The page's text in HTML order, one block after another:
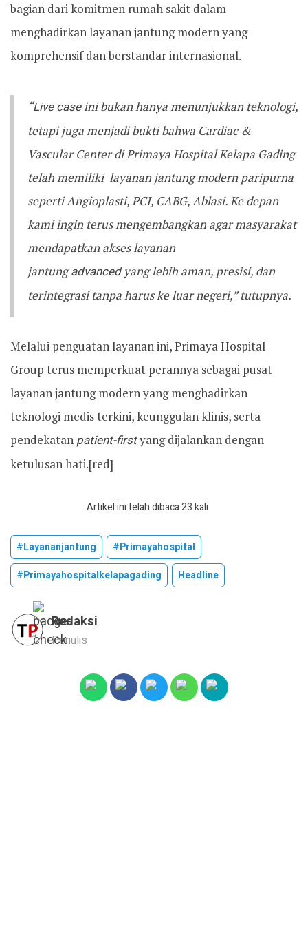
bagian dari komitmen rumah sakit dalam
menghadirkan layanan jantung modern yang
komprehensif dan berstandar internasional.
“Live caseini bukan hanya menunjukkan teknologi,
tetapi juga menjadi bukti bahwa Cardiac &
Vascular Center di Primaya Hospital Kelapa Gading
telah memiliki layanan jantung modern paripurna
seperti Angioplasti, PCI, CABG, Ablasi. Ke depan
kami ingin terus mengembangkan agar masyarakat
mendapatkan akses layanan
jantungadvancedyang lebih aman, presisi, dan
terintegrasi tanpa harus ke luar negeri,” tutupnya.
Melalui penguatan layanan ini, Primaya Hospital
Group terus memperkuat perannya sebagai pusat
layanan jantung modern yang menghadirkan
teknologi medis terkini, keunggulan klinis, serta
pendekatanpatient-firstyang dijalankan dengan
ketulusan hati.[red]
Artikel ini telah dibaca 23 kali
#layananjantung
#primayahospital
#primayahospitalkelapagading
Headline
Redaksi
Penulis